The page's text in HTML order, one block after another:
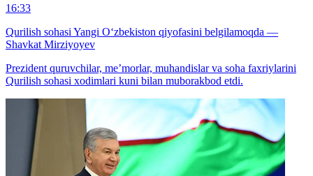
16:33
Qurilish sohasi Yangi O‘zbekiston qiyofasini belgilamoqda —
Shavkat Mirziyoyev
Prezident quruvchilar, me’morlar, muhandislar va soha faxriylarini
Qurilish sohasi xodimlari kuni bilan muborakbod etdi.